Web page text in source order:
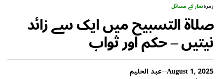
زمرہنماز کے مسائل
صلاۃ التسبیح میں ایک سے زائد
نیتیں – حکم اور ثواب
August 1, 2025 عبد الحلیم